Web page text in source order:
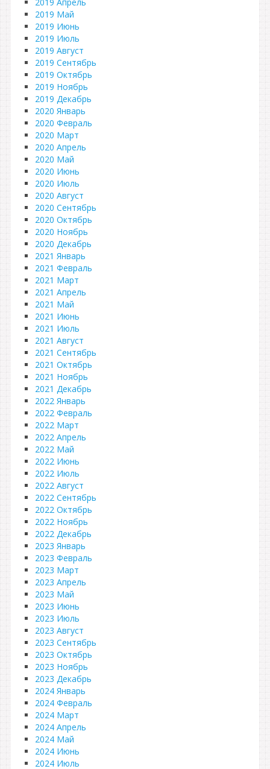
2019 Май
2019 Июнь
2019 Июль
2019 Август
2019 Сентябрь
2019 Октябрь
2019 Ноябрь
2019 Декабрь
2020 Январь
2020 Февраль
2020 Март
2020 Апрель
2020 Май
2020 Июнь
2020 Июль
2020 Август
2020 Сентябрь
2020 Октябрь
2020 Ноябрь
2020 Декабрь
2021 Январь
2021 Февраль
2021 Март
2021 Апрель
2021 Май
2021 Июнь
2021 Июль
2021 Август
2021 Сентябрь
2021 Октябрь
2021 Ноябрь
2021 Декабрь
2022 Январь
2022 Февраль
2022 Март
2022 Апрель
2022 Май
2022 Июнь
2022 Июль
2022 Август
2022 Сентябрь
2022 Октябрь
2022 Ноябрь
2022 Декабрь
2023 Январь
2023 Февраль
2023 Март
2023 Апрель
2023 Май
2023 Июнь
2023 Июль
2023 Август
2023 Сентябрь
2023 Октябрь
2023 Ноябрь
2023 Декабрь
2024 Январь
2024 Февраль
2024 Март
2024 Апрель
2024 Май
2024 Июнь
2024 Июль